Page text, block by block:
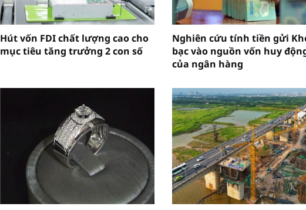
Hút vốn FDI chất lượng cao cho
mục tiêu tăng trưởng 2 con số
Nghiên cứu tính tiền gửi
bạc vào nguồn vốn huy
của ngân hàng